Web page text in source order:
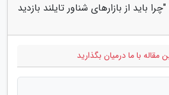
باید از بازارهای شناور تایلند بازدید
مقاله با ما درمیان بگذارید